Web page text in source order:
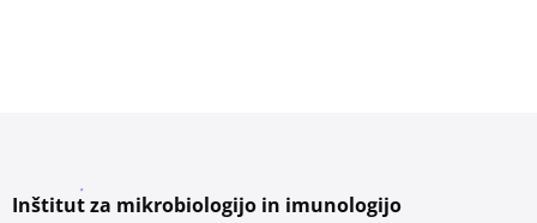
Inštitut za mikrobiologijo in imunologijo